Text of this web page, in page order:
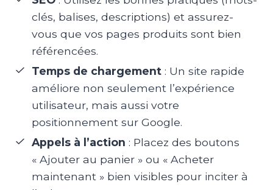
clés, balises, descriptions) et assurez-
vous que vos pages produits sont bien
référencées.
Temps de chargement: Un site rapide
améliore non seulement l’expérience
utilisateur, mais aussi votre
positionnement sur Google.
Appels à l’action : Placez des boutons
« Ajouter au panier » ou « Acheter
maintenant » bien visibles pour inciter à